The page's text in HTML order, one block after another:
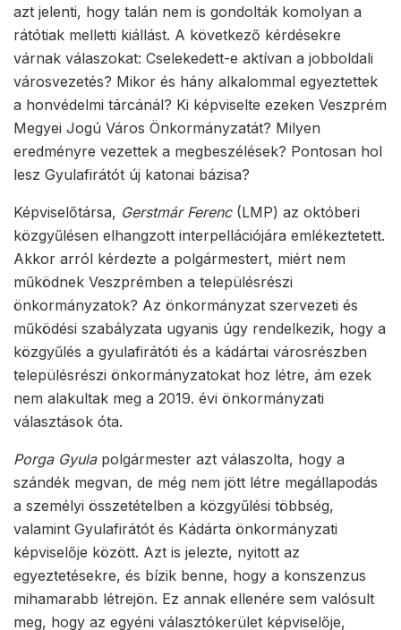
azt jelenti, hogy talán nem is gondolták komolyan a
rátótiak melletti kiállást. A következő kérdésekre
várnak válaszokat: Cselekedett-e aktívan a jobboldali
városvezetés? Mikor és hány alkalommal egyeztettek
a honvédelmi tárcánál? Ki képviselte ezeken Veszprém
Megyei Jogú Város Önkormányzatát? Milyen
eredményre vezettek a megbeszélések? Pontosan hol
lesz Gyulafirátót új katonai bázisa?
Képviselőtársa, Gerstmár Ferenc(LMP) az októberi
közgyűlésen elhangzott interpellációjára emlékeztetett.
Akkor arról kérdezte a polgármestert, miért nem
működnek Veszprémben a településrészi
önkormányzatok? Az önkormányzat szervezeti és
működési szabályzata ugyanis úgy rendelkezik, hogy a
közgyűlés a gyulafirátóti és a kádártai városrészben
településrészi önkormányzatokat hoz létre, ám ezek
nem alakultak meg a 2019. évi önkormányzati
választások óta.
Porga Gyulapolgármester azt válaszolta, hogy a
szándék megvan, de még nem jött létre megállapodás
a személyi összetételben a közgyűlési többség,
valamint Gyulafirátót és Kádárta önkormányzati
képviselője között. Azt is jelezte, nyitott az
egyeztetésekre, és bízik benne, hogy a konszenzus
mihamarabb létrejön. Ez annak ellenére sem valósult
meg, hogy az egyéni választókerület képviselője,